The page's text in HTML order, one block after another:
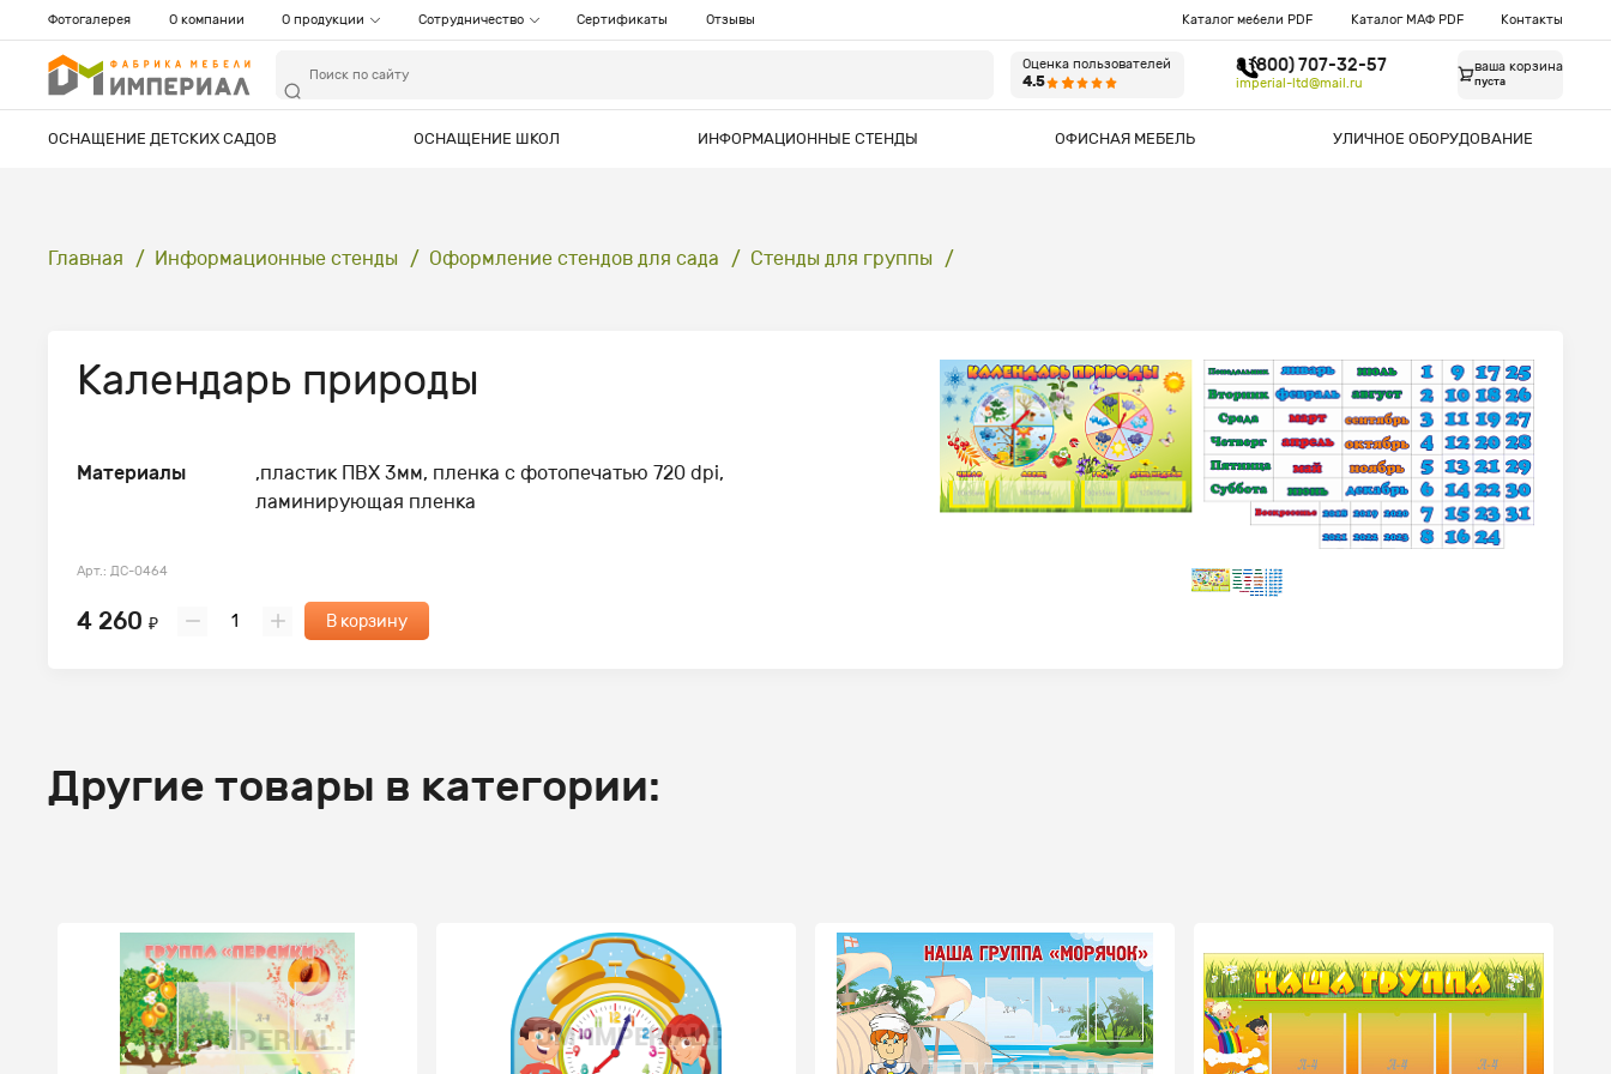
Фотогалерея О компании О продукции Сотрудничество Сертификаты Отзывы Каталог мебели PDF Каталог МАФ PDF Контакты
Оценка пользователей
4.5
8 (800) 707-32-57
imperial-ltd@mail.ru
ваша корзина
пуста
ОСНАЩЕНИЕ ДЕТСКИХ САДОВ ОСНАЩЕНИЕ ШКОЛ ИНФОРМАЦИОННЫЕ СТЕНДЫ ОФИСНАЯ МЕБЕЛЬ УЛИЧНОЕ ОБОРУДОВАНИЕ
Главная Информационные стенды Оформление стендов для сада Стенды для группы
Календарь природы
Материалы
,пластик ПВХ 3мм, пленка с фотопечатью 720 dpi,
ламинирующая пленка
Арт.: ДС-0464
4 260 ₽ В корзину
Другие товары в категории: